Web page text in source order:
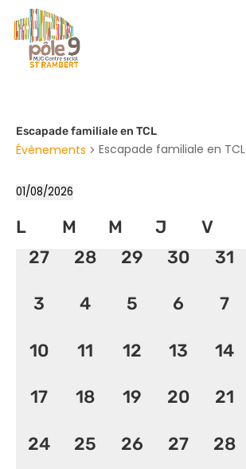
Escapade familiale en TCL
Évènements Escapade familiale en TCL
01/08/2026
une
Calendrier
de
Évènements
L M M J V
0
27
0
28
0
29
0
30
0
31
0
3
0
4
0
5
0
6
0
7
0
10
0
11
0
12
0
13
0
14
0
17
0
18
0
19
0
20
0
21
0
24
0
25
0
26
0
27
0
28